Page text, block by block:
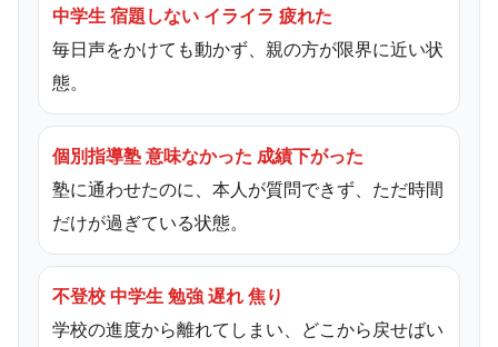
中学生 宿題しない イライラ 疲れた
毎日声をかけても動かず、親の方が限界に近い状
態。
個別指導塾 意味なかった 成績下がった
塾に通わせたのに、本人が質問できず、ただ時間
だけが過ぎている状態。
不登校 中学生 勉強 遅れ 焦り
学校の進度から離れてしまい、どこから戻せばい